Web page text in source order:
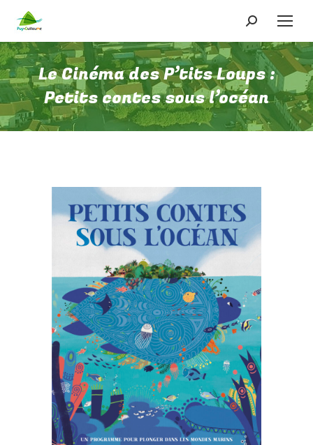
Recherche
:
Le Cinéma des P’tits Loups :
Petits contes sous l’océan